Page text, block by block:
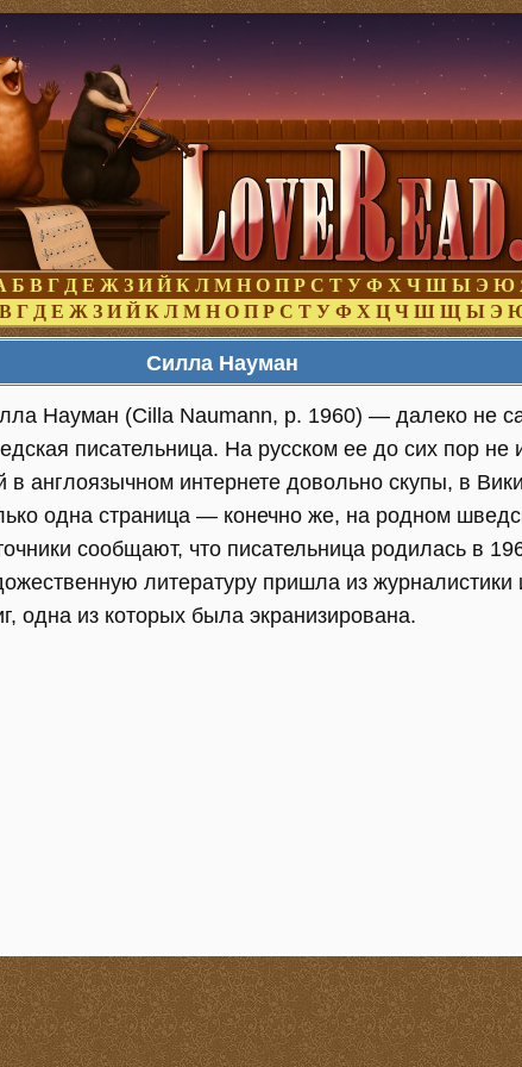
Б В Г Д Е Ж З И Й К Л М Н О П Р С Т У Ф Х Ч Ш Ы Э Ю
В Г Д Е Ж З И Й К Л М Н О П Р С Т У Ф Х Ц Ч Ш Щ Ы Э
Силла Науман
Науман (Cilla Naumann, р. 1960) — далеко не
писательница. На русском ее до сих пор не
в англоязычном интернете довольно скупы, в
одна страница — конечно же, на родном
сообщают, что писательница родилась в
литературу пришла из журналистики
одна из которых была экранизирована.